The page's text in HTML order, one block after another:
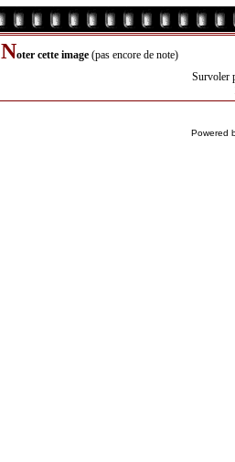
Noter cette image (pas encore de note)
Survoler
Powered